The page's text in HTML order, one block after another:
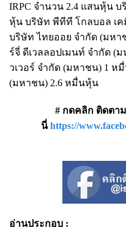
IRPC จำนวน 2.4 แสนหุ้น
หุ้น บริษัท พีทีที โกลบอล เ
บริษัท ไทยออย จำกัด (มห
ร์จี่ ดีเวลลอปเมนท์ จำกัด (
วเวอร์ จำกัด (มหาชน) 1
(มหาชน) 2.6 หมื่นหุ้น
# กดคลิก ติดตา
นี่https://
อ่านประกอบ :